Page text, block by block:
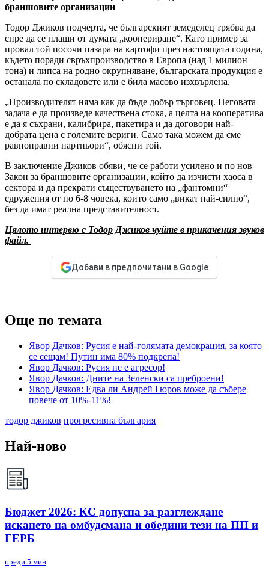
браншовите организации
Тодор Джиков подчерта, че българският земеделец трябва да
спре да се плаши от думата „коопериране“. Като пример за
провал той посочи пазара на картофи през настоящата година,
където поради свръхпроизводство в Европа (над 1 милион
тона) и липса на родно окрупняване, българската продукция е
останала по складовете или е била масово изхвърлена.
„Производителят няма как да бъде добър търговец. Неговата
задача е да произведе качествена стока, а целта на кооператива
е да я съхрани, калибрира, пакетира и да договори най-
добрата цена с големите вериги. Само така можем да сме
равноправни партньори“, обясни той.
В заключение Джиков обяви, че се работи усилено и по нов
Закон за браншовите организации, който да изчисти хаоса в
сектора и да прекрати съществуването на „фантомни“
сдружения от по 6-8 човека, които само „викат най-силно“,
без да имат реална представителност.
Цялото интервю с Тодор Джиков чуйте в прикачения звуков
файл.
Добави в предпочитани в Google
Още по темата
Явор Дачков: Русия е най-голямата демокрация, за която
се сещам! Путин има 80% подкрепа!
Явор Дачков: Русия не е агресор!
Явор Дачков: Дните на Зеленски са преброени!
Явор Дачков: Едва ли Андрей Гюров може да събере
повече от 10%-11%!
тодор джиков прогресивна българия
Най-ново
Бюджет 2026: КС допусна за разглеждане
искането на омбудсмана и обедини тези на ПП и
ГЕРБ
преди 5 мин